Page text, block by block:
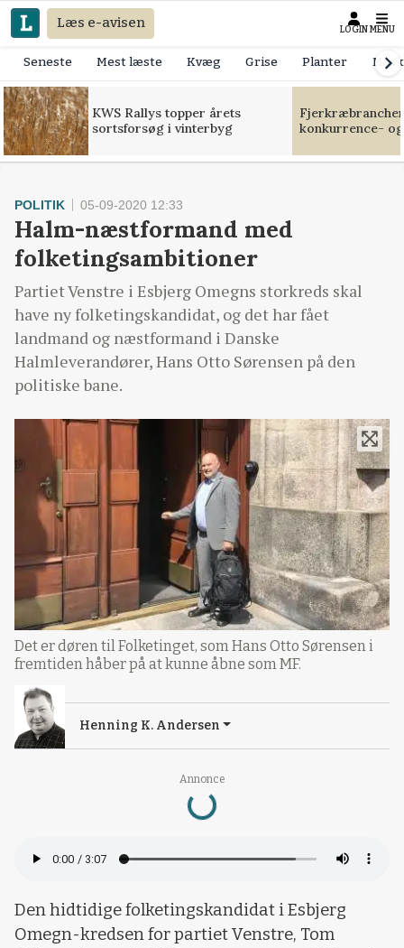
Læs e-avisen LOGIN MENU
Seneste Mest læste Kvæg Grise Planter
KWS Rallys topper årets
sortsforsøg i vinterbyg
konkurrence-
Annonce
Loading...
POLITIK 05-09-2020 12:33
Halm-næstformand med
folketingsambitioner
Partiet Venstre i Esbjerg Omegns storkreds skal
have ny folketingskandidat, og det har fået
landmand og næstformand i Danske
Halmleverandører, Hans Otto Sørensen på den
politiske bane.
Det er døren til Folketinget, som Hans Otto Sørensen i
fremtiden håber på at kunne åbne som MF.
Henning K. Andersen
Den hidtidige folketingskandidat i Esbjerg
Omegn-kredsen for partiet Venstre, Tom